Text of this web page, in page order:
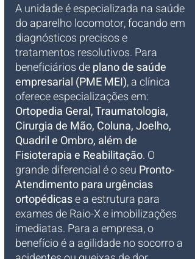
A unidade é especializada na saúde
do aparelho locomotor, focando em
diagnósticos precisos e
tratamentos resolutivos. Para
beneficiários de plano de saúde
empresarial (PME MEI), a clínica
oferece especializações em:
Ortopedia Geral, Traumatologia,
Cirurgia de Mão, Coluna, Joelho,
Quadril e Ombro, além de
Fisioterapia e Reabilitação. O
grande diferencial é o seu Pronto-
Atendimento para urgências
ortopédicas e a estrutura para
exames de Raio-X e imobilizações
imediatas. Para a empresa, o
benefício é a agilidade no socorro a